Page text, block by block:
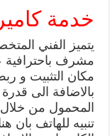
خدمة
يتميز الفني
مشرف باحترافية
مكان التثبيت و
بالاضافة الى
المحمول من خلال
تنبيه للهاتف